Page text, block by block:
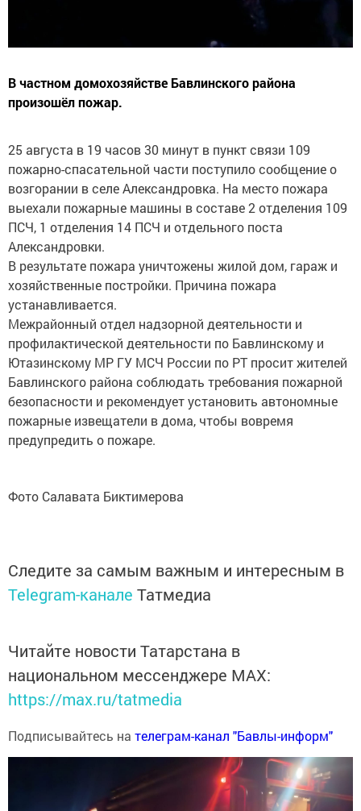
В частном домохозяйстве Бавлинского района
произошёл пожар.
25 августа в 19 часов 30 минут в пункт связи 109
пожарно-спасательной части поступило сообщение о
возгорании в селе Александровка. На место пожара
выехали пожарные машины в составе 2 отделения 109
ПСЧ, 1 отделения 14 ПСЧ и отдельного поста
Александровки.
В результате пожара уничтожены жилой дом, гараж и
хозяйственные постройки. Причина пожара
устанавливается.
Межрайонный отдел надзорной деятельности и
профилактической деятельности по Бавлинскому и
Ютазинскому МР ГУ МСЧ России по РТ просит жителей
Бавлинского района соблюдать требования пожарной
безопасности и рекомендует установить автономные
пожарные извещатели в дома, чтобы вовремя
предупредить о пожаре.
Фото Салавата Биктимерова
Следите за самым важным и интересным в
Telegram-канале Татмедиа
Читайте новости Татарстана в
национальном мессенджере MАХ:
https://max.ru/tatmedia
Подписывайтесь на телеграм-канал "Бавлы-информ"